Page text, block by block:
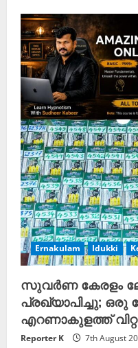
Ernakulam Idukki
സുവര്‍ണ കേരളം
പ്രഖ്യാപിച്ചു; ഒരു
എറണാകുളത്ത് വിറ്റ
Reporter K 7th August